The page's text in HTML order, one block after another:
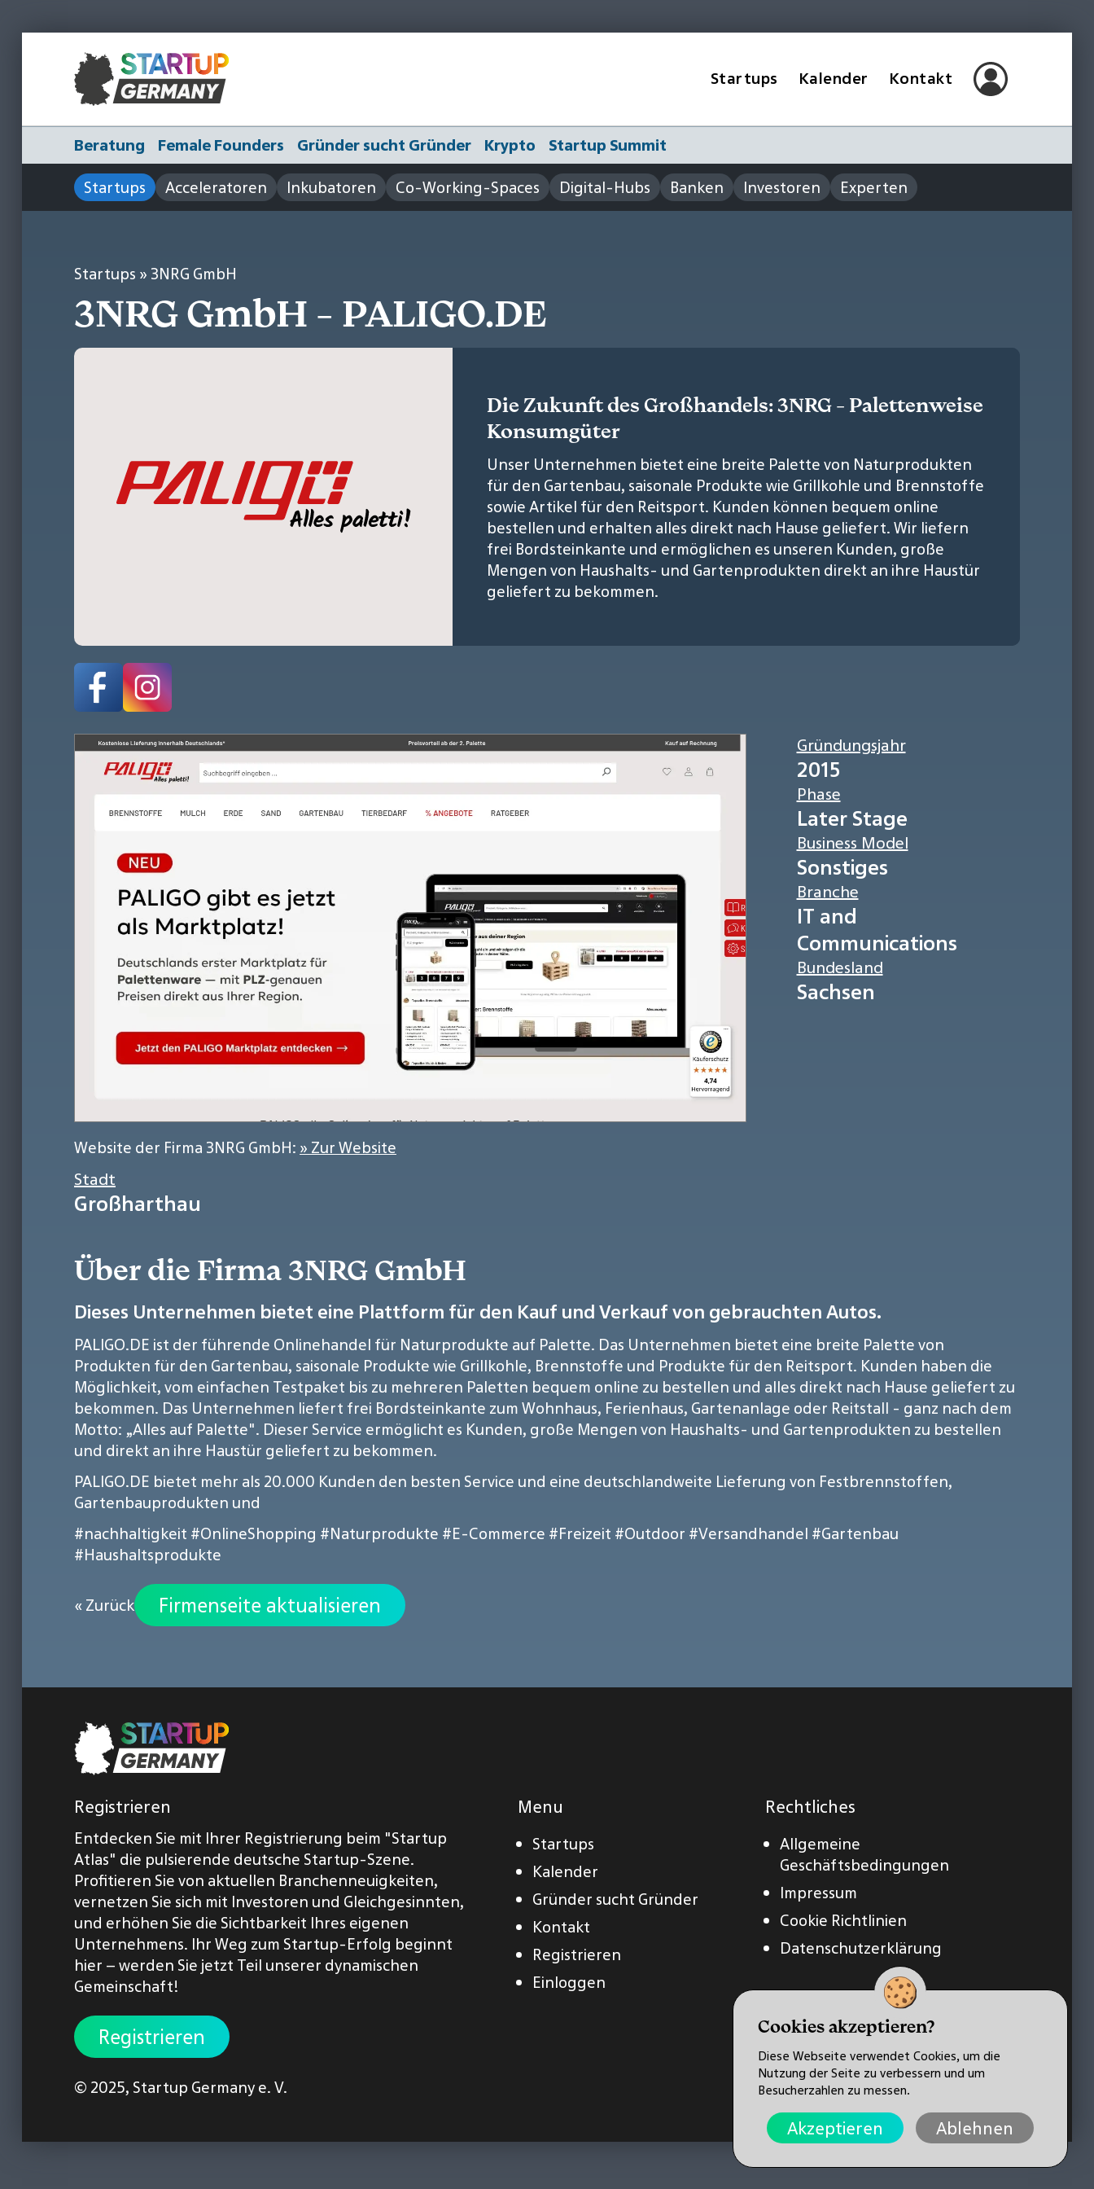
Startups Kalender Kontakt
Beratung Female Founders Gründer sucht Gründer Krypto
Startup Summit
Startups
Acceleratoren Inkubatoren Co-Working-Spaces Digital-Hubs Banken Investoren Experten
Startups » 3NRG GmbH
3NRG GmbH - PALIGO.DE
Die Zukunft des Großhandels: 3NRG - Palettenweise
Konsumgüter
Unser Unternehmen bietet eine breite Palette von Naturprodukten
für den Gartenbau, saisonale Produkte wie Grillkohle und Brennstoffe
sowie Artikel für den Reitsport. Kunden können bequem online
bestellen und erhalten alles direkt nach Hause geliefert. Wir liefern
frei Bordsteinkante und ermöglichen es unseren Kunden, große
Mengen von Haushalts- und Gartenprodukten direkt an ihre Haustür
geliefert zu bekommen.
Website der Firma 3NRG GmbH: » Zur Website
Gründungsjahr
2015
Phase
Later Stage
Business Model
Sonstiges
Branche
IT and
Communications
Bundesland
Sachsen
Stadt
Großharthau
Über die Firma 3NRG GmbH
Dieses Unternehmen bietet eine Plattform für den Kauf und Verkauf von gebrauchten Autos.
PALIGO.DE ist der führende Onlinehandel für Naturprodukte auf Palette. Das Unternehmen bietet eine breite Palette von
Produkten für den Gartenbau, saisonale Produkte wie Grillkohle, Brennstoffe und Produkte für den Reitsport. Kunden haben die
Möglichkeit, vom einfachen Testpaket bis zu mehreren Paletten bequem online zu bestellen und alles direkt nach Hause geliefert zu
bekommen. Das Unternehmen liefert frei Bordsteinkante zum Wohnhaus, Ferienhaus, Gartenanlage oder Reitstall - ganz nach dem
Motto: „Alles auf Palette". Dieser Service ermöglicht es Kunden, große Mengen von Haushalts- und Gartenprodukten zu bestellen
und direkt an ihre Haustür geliefert zu bekommen.
PALIGO.DE bietet mehr als 20.000 Kunden den besten Service und eine deutschlandweite Lieferung von Festbrennstoffen,
Gartenbauprodukten und
#nachhaltigkeit #OnlineShopping #Naturprodukte #E-Commerce #Freizeit #Outdoor #Versandhandel #Gartenbau
#Haushaltsprodukte
« Zurück Firmenseite aktualisieren
Registrieren
Entdecken Sie mit Ihrer Registrierung beim "Startup
Atlas" die pulsierende deutsche Startup-Szene.
Profitieren Sie von aktuellen Branchenneuigkeiten,
vernetzen Sie sich mit Investoren und Gleichgesinnten,
und erhöhen Sie die Sichtbarkeit Ihres eigenen
Unternehmens. Ihr Weg zum Startup-Erfolg beginnt
hier – werden Sie jetzt Teil unserer dynamischen
Gemeinschaft!
Registrieren
Menu
Startups
Kalender
Gründer sucht Gründer
Kontakt
Registrieren
Einloggen
Rechtliches
Allgemeine
Geschäftsbedingungen
Impressum
Cookie Richtlinien
Datenschutzerklärung
© 2025, Startup Germany e. V.
Cookies akzeptieren?
Diese Webseite verwendet Cookies, um die
Nutzung der Seite zu verbessern und um
Besucherzahlen zu messen.
Akzeptieren Ablehnen